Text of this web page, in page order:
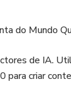
do Mundo
de IA.
para criar